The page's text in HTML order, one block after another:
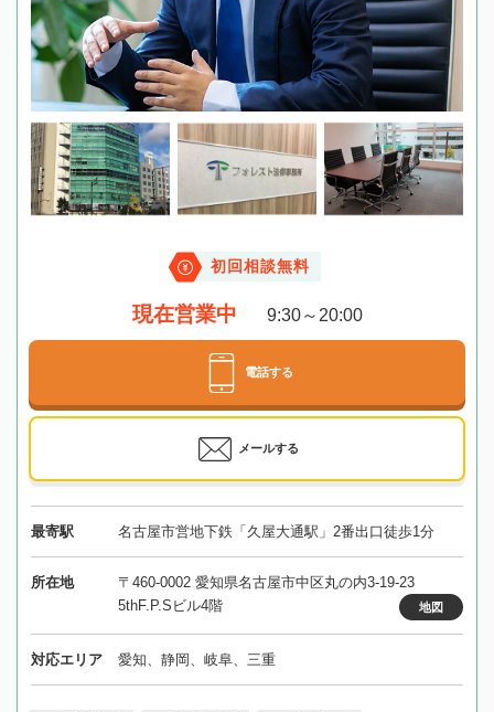
初回相談無料
現在営業中 9:30～20:00
電話する
メールする
最寄駅 名古屋市営地下鉄「久屋大通駅」2番出口徒歩1分
所在地
〒460-0002 愛知県名古屋市中区丸の内3-19-23
5thF.P.Sビル4階
地図
対応エリア 愛知、静岡、岐阜、三重